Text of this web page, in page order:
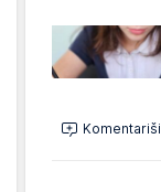
Komentariši